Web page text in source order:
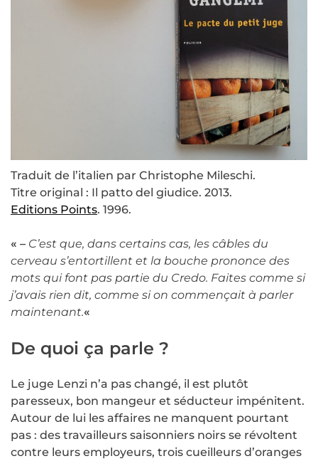
Traduit de l’italien par Christophe Mileschi.
Titre original : Il patto del giudice. 2013.
Editions Points. 1996.
« – C’est que, dans certains cas, les câbles du
cerveau s’entortillent et la bouche prononce des
mots qui font pas partie du Credo. Faites comme si
j’avais rien dit, comme si on commençait à parler
maintenant.«
De quoi ça parle ?
Le juge Lenzi n’a pas changé, il est plutôt
paresseux, bon mangeur et séducteur impénitent.
Autour de lui les affaires ne manquent pourtant
pas : des travailleurs saisonniers noirs se révoltent
contre leurs employeurs, trois cueilleurs d’oranges